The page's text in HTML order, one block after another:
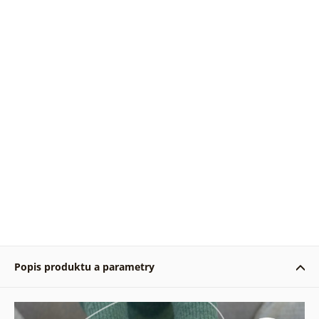
Popis produktu a parametry